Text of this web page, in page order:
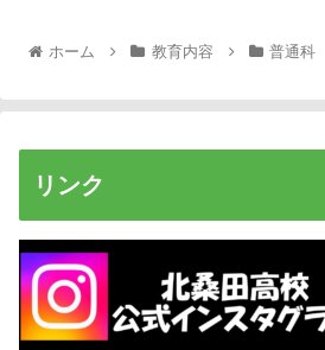
ホーム 教育内容 普通科
リンク